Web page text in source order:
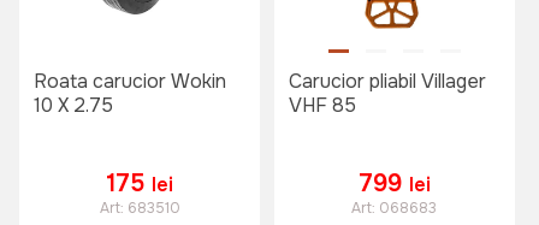
Roata carucior Wokin
10 X 2.75
175 lei
Art: 683510
Carucior pliabil Villager
VHF 85
799 lei
Art: 068683